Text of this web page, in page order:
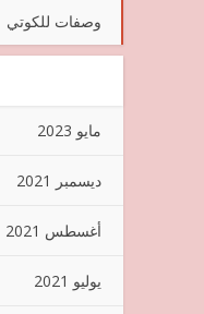
وصفات للكوتي
مايو 2023
ديسمبر 2021
أغسطس 2021
يوليو 2021